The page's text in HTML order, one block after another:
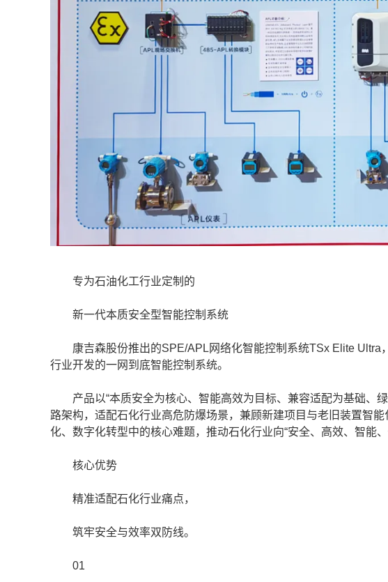
专为石油化工行业定制的
新一代本质安全型智能控制系统
康吉森股份推出的SPE/APL网络化智能控制系统TSx Elite Ultra
行业开发的一网到底智能控制系统。
产品以“本质安全为核心、智能高效为目标、兼容适配为基础、
路架构，适配石化行业高危防爆场景，兼顾新建项目与老旧装置智
化、数字化转型中的核心难题，推动石化行业向“安全、高效、智能、
核心优势
精准适配石化行业痛点，
筑牢安全与效率双防线。
01